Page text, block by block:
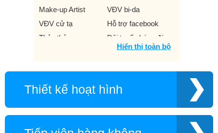
Make-up Artist
VĐV bi-da
VĐV cử tạ
Hỗ trợ facebook
Thủy thủ
Đội tuyển bóng đá
quốc gia
tật
Người dẫn đường
Producer
Hot mom
Hiển thị toàn bộ
Thiết kế hoạt hình